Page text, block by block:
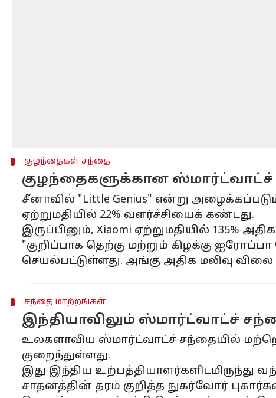
குழந்தைகள் சந்தை
குழந்தைகளுக்கான ஸ்மார்ட்வாட்ச்
சீனாவில் "Little Genius" என்று
ஏற்றுமதியில் 22% வளர்ச்சியைக் கண்டது.
இருப்பினும், Xiaomi ஏற்றுமதியில் 135%
"குறிப்பாக தெற்கு மற்றும் கிழக்கு
செயல்பட்டுள்ளது. அங்கு அதிக மலிவு
சந்தை மாற்றங்கள்
இந்தியாவிலும் ஸ்மார்ட்வாட்ச்
உலகளாவிய ஸ்மார்ட்வாட்ச் சந்தையில்
குறைந்துள்ளது.
இது இந்திய உற்பத்தியாளர்களிடமிருந்து
சாதனத்தின் தரம் குறித்த நுகர்வோர்